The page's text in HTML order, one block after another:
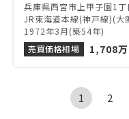
兵庫県西宮市上甲子園1丁
JR東海道本線(神戸線)(大
1972年3月(築54年)
売買価格相場
1,708
1 2